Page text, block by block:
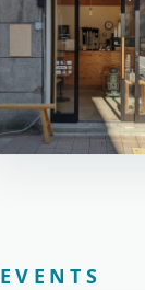
EVENTS